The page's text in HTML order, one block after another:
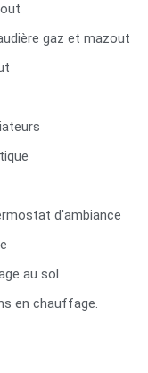
gaz et mazout
d'ambiance
au sol
en chauffage.